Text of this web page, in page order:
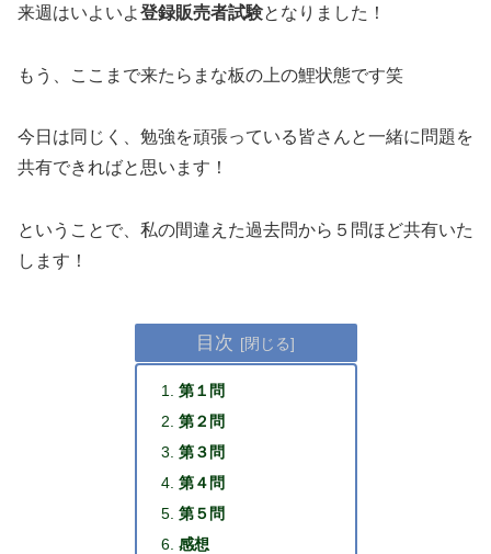
来週はいよいよ登録販売者試験となりました！
もう、ここまで来たらまな板の上の鯉状態です笑
今日は同じく、勉強を頑張っている皆さんと一緒に問題を
共有できればと思います！
ということで、私の間違えた過去問から５問ほど共有いた
します！
目次
第１問
第２問
第３問
第４問
第５問
感想